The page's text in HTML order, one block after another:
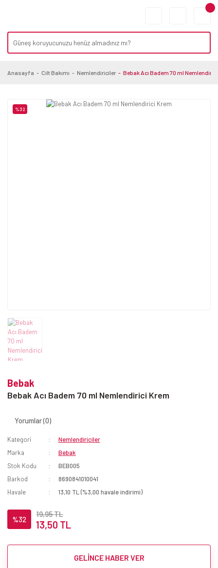
Anasayfa Cilt Bakımı Nemlendiriciler Bebak Acı Badem 70 ml
%32
Bebak
Bebak Acı Badem 70 ml Nemlendirici Krem
Yorumlar (0)
Kategori
Nemlendiriciler
Marka
Bebak
Stok Kodu
BEB005
Barkod
8690841010041
Havale
13,10 TL (%3,00 havale indirimi)
%32
19,95 TL
13,50 TL
GELİNCE HABER VER